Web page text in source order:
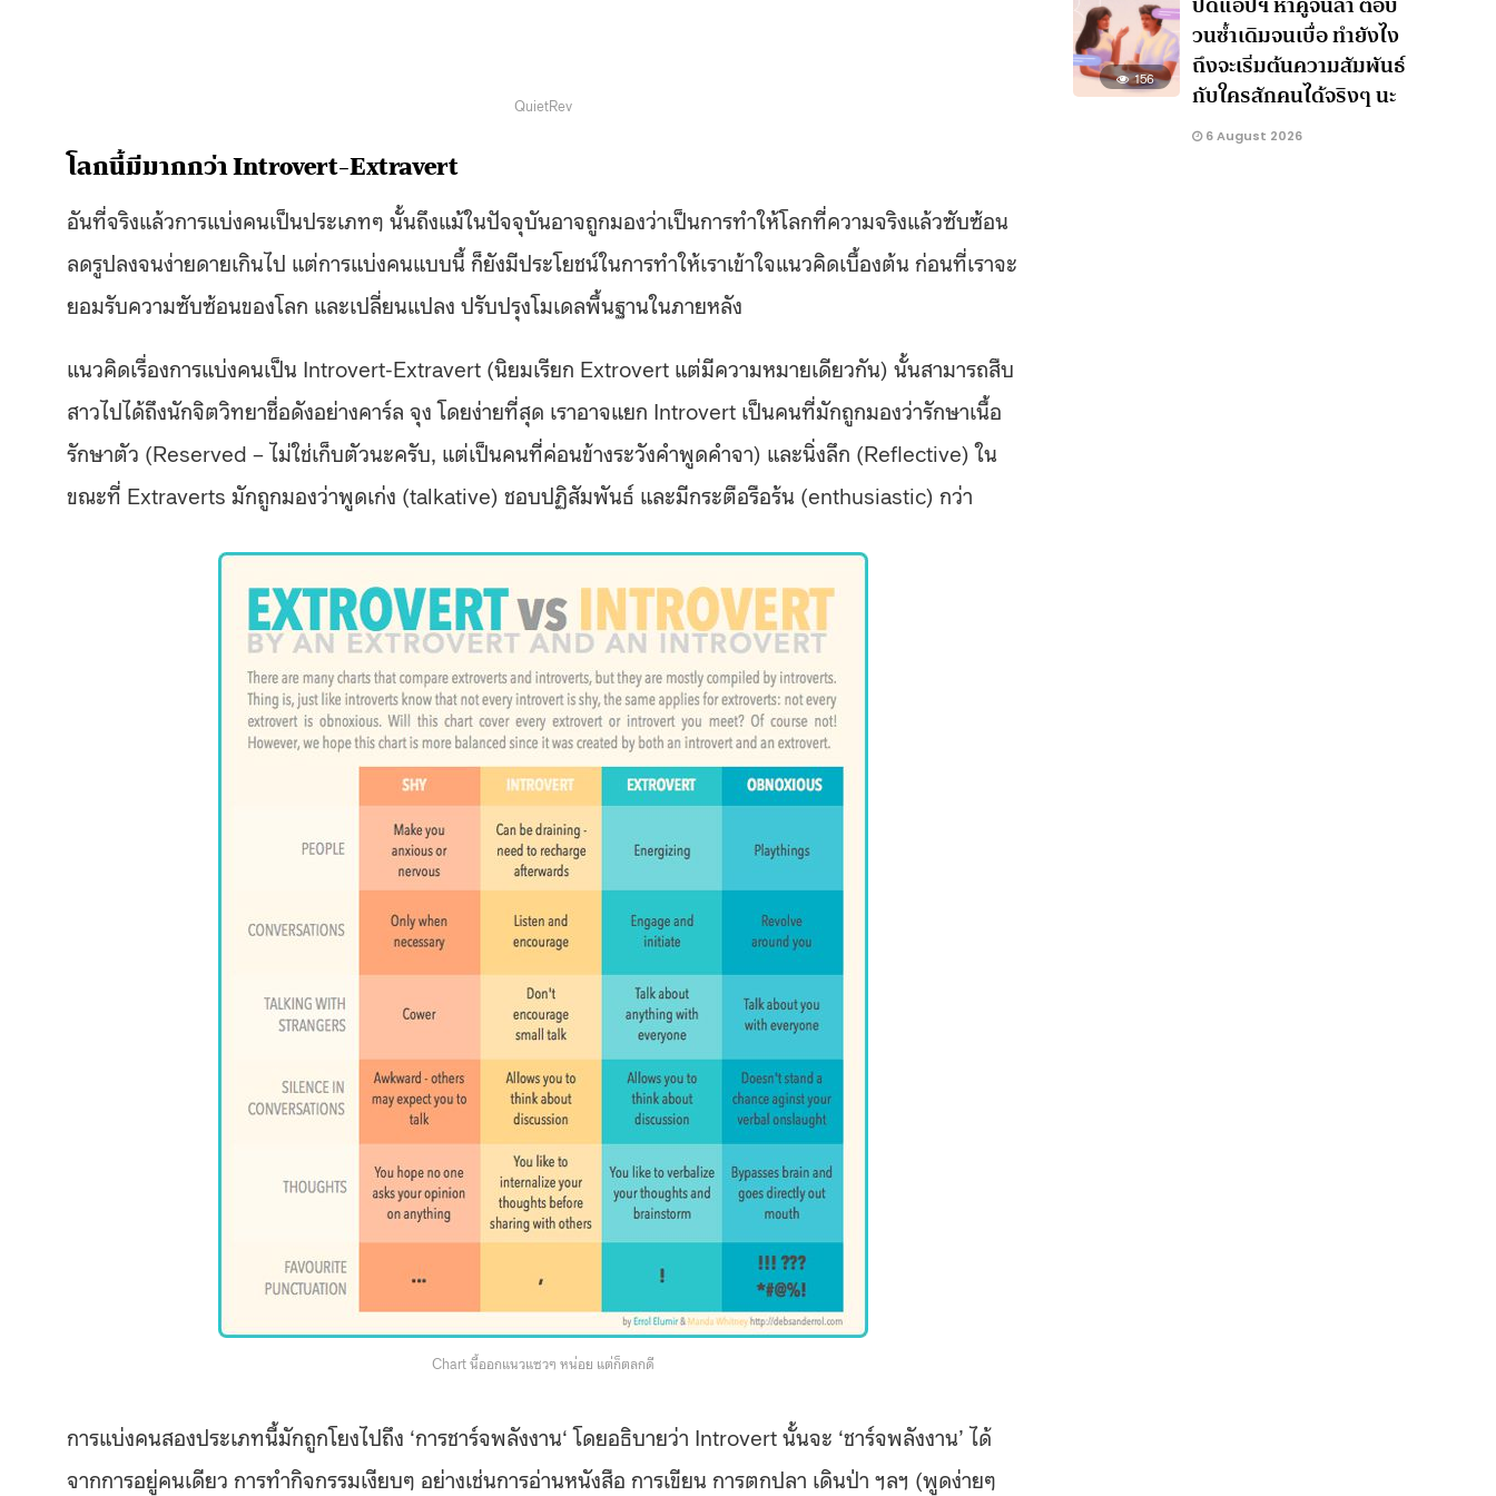
QuietRev
โลกนี้มีมากกว่า Introvert-Extravert
อันที่จริงแล้วการแบ่งคนเป็นประเภทๆ นั้นถึงแม้ในปัจจุบันอาจถูกมองว่าเป็นการทำให้โลกที่ความจริงแล้วซับซ้อน
ลดรูปลงจนง่ายดายเกินไป แต่การแบ่งคนแบบนี้ ก็ยังมีประโยชน์ในการทำให้เราเข้าใจแนวคิดเบื้องต้น ก่อนที่เราจะ
ยอมรับความซับซ้อนของโลก และเปลี่ยนแปลง ปรับปรุงโมเดลพื้นฐานในภายหลัง
แนวคิดเรื่องการแบ่งคนเป็น Introvert-Extravert (นิยมเรียก Extrovert แต่มีความหมายเดียวกัน) นั้นสามารถสืบ
สาวไปได้ถึงนักจิตวิทยาชื่อดังอย่างคาร์ล จุง โดยง่ายที่สุด เราอาจแยก Introvert เป็นคนที่มักถูกมองว่ารักษาเนื้อ
รักษาตัว (Reserved – ไม่ใช่เก็บตัวนะครับ, แต่เป็นคนที่ค่อนข้างระวังคำพูดคำจา) และนิ่งลึก (Reflective) ใน
ขณะที่ Extraverts มักถูกมองว่าพูดเก่ง (talkative) ชอบปฏิสัมพันธ์ และมีกระตือรือร้น (enthusiastic) กว่า
Chart นี้ออกแนวแซวๆ หน่อย แต่ก็ตลกดี
การแบ่งคนสองประเภทนี้มักถูกโยงไปถึง ‘การชาร์จพลังงาน​‘ โดยอธิบายว่า Introvert นั้นจะ ‘ชาร์จพลังงาน’ ได้
จากการอยู่คนเดียว การทำกิจกรรมเงียบๆ อย่างเช่นการอ่านหนังสือ การเขียน การตกปลา เดินป่า ฯลฯ (พูดง่ายๆ
156
วนซ้ำเดิมจนเบื่อ ทำยังไง
ถึงจะเริ่มต้นความสัมพันธ์
กับใครสักคนได้จริงๆ นะ
6 August 2026